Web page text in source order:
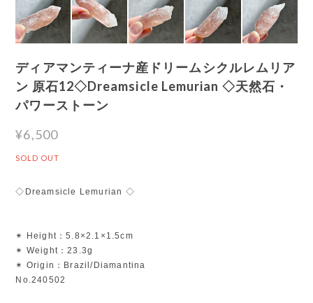
ディアマンティーナ産ドリームシクルレムリア
ン 原石12◇Dreamsicle Lemurian ◇天然石・
パワーストーン
¥6,500
SOLD OUT
◇Dreamsicle Lemurian ◇
✴︎ Height：5.8×2.1×1.5cm
✴︎ Weight：23.3g
✴︎ Origin：Brazil/Diamantina
No.240502